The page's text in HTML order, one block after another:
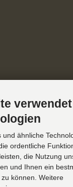
ähnliche
ordentliche
die Nutzung
und Ihnen ein
können. Weitere